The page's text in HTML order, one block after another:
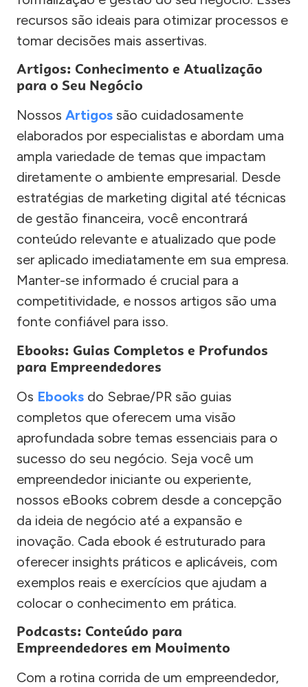
recursos são ideais para otimizar processos e
tomar decisões mais assertivas.
Artigos: Conhecimento e Atualização
para o Seu Negócio
Nossos Artigos são cuidadosamente
elaborados por especialistas e abordam uma
ampla variedade de temas que impactam
diretamente o ambiente empresarial. Desde
estratégias de marketing digital até técnicas
de gestão financeira, você encontrará
conteúdo relevante e atualizado que pode
ser aplicado imediatamente em sua empresa.
Manter-se informado é crucial para a
competitividade, e nossos artigos são uma
fonte confiável para isso.
Ebooks: Guias Completos e Profundos
para Empreendedores
Os Ebooks do Sebrae/PR são guias
completos que oferecem uma visão
aprofundada sobre temas essenciais para o
sucesso do seu negócio. Seja você um
empreendedor iniciante ou experiente,
nossos eBooks cobrem desde a concepção
da ideia de negócio até a expansão e
inovação. Cada ebook é estruturado para
oferecer insights práticos e aplicáveis, com
exemplos reais e exercícios que ajudam a
colocar o conhecimento em prática.
Podcasts: Conteúdo para
Empreendedores em Movimento
Com a rotina corrida de um empreendedor,